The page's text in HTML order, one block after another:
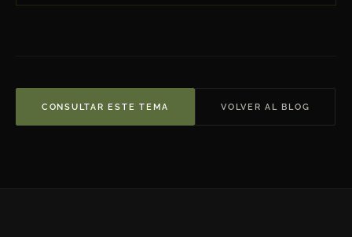
CONSULTAR ESTE TEMA VOLVER AL BLOG